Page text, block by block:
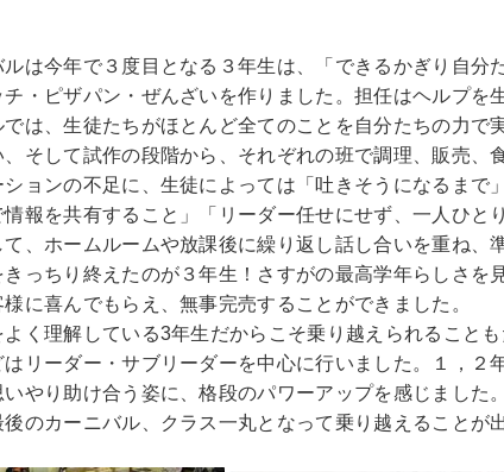
ルは今年で３度目となる３年生は、「できるかぎり自
チ・ピザパン・ぜんざいを作りました。担任はヘルプ
では、生徒たちがほとんど全てのことを自分たちの力で
、そして試作の段階から、それぞれの班で調理、販売
ションの不足に、生徒によっては「吐きそうになるまで
情報を共有すること」「リーダー任せにせず、一人ひ
て、ホームルームや放課後に繰り返し話し合いを重ね
きっちり終えたのが３年生！さすがの最高学年らしさ
様に喜んでもらえ、無事完売することができました。
よく理解している3年生だからこそ乗り越えられること
はリーダー・サブリーダーを中心に行いました。１，
いやり助け合う姿に、格段のパワーアップを感じました。
後のカーニバル、クラス一丸となって乗り越えること